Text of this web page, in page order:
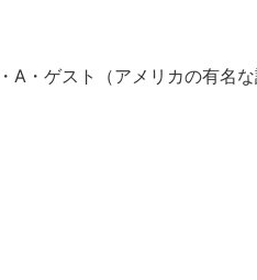
A・ゲスト（アメリカの有名